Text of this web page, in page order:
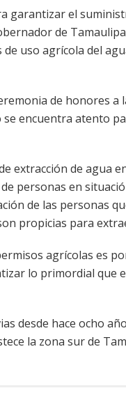
garantizar el
de
uso agrícola del
de honores a
encuentra atento
extracción de agua
personas en
de las personas
propicias para
agrícolas es
lo primordial que
desde hace ocho
la zona sur de